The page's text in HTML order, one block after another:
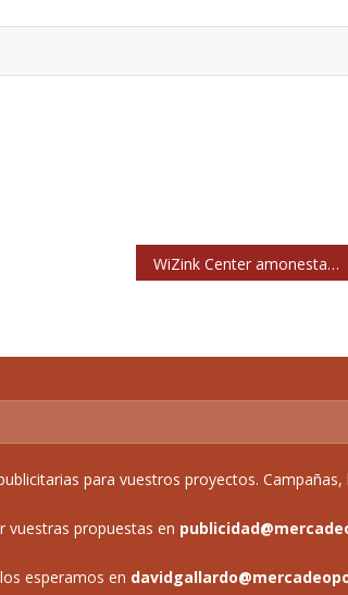
WiZink Center amonesta a Travis Scott por superar los límites de sonido
para vuestros proyectos. Campañas,
vuestras propuestas en
esperamos en